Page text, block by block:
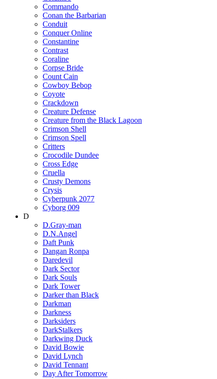
Commando
Conan the Barbarian
Conduit
Conquer Online
Constantine
Contrast
Coraline
Corpse Bride
Count Cain
Cowboy Bebop
Coyote
Crackdown
Creature Defense
Creature from the Black Lagoon
Crimson Shell
Crimson Spell
Critters
Crocodile Dundee
Cross Edge
Cruella
Crusty Demons
Crysis
Cyberpunk 2077
Cyborg 009
D
D.Gray-man
D.N.Angel
Daft Punk
Dangan Ronpa
Daredevil
Dark Sector
Dark Souls
Dark Tower
Darker than Black
Darkman
Darkness
Darksiders
DarkStalkers
Darkwing Duck
David Bowie
David Lynch
David Tennant
Day After Tomorrow